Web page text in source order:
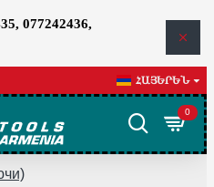
077242436,
ՀԱՅԵՐԵՆ
0